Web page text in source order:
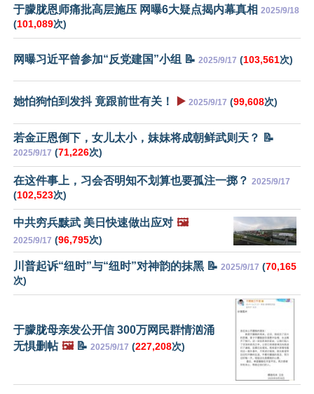
于朦胧恩师痛批高层施压 网曝6大疑点揭内幕真相 2025/9/18
(101,089次)
网曝习近平曾参加“反党建国”小组 📝 2025/9/17 (103,561次)
她怕狗怕到发抖 竟跟前世有关！ ▶️ 2025/9/17 (99,608次)
若金正恩倒下，女儿太小，妹妹将成朝鲜武则天？ 📝
2025/9/17 (71,226次)
在这件事上，习会否明知不划算也要孤注一掷？ 2025/9/17
(102,523次)
中共穷兵黩武 美日快速做出应对 🖼️
2025/9/17 (96,795次)
川普起诉“纽时”与“纽时”对神韵的抹黑 📝 2025/9/17 (70,165
次)
于朦胧母亲发公开信 300万网民群情汹涌
无惧删帖 🖼️📝 2025/9/17 (227,208次)